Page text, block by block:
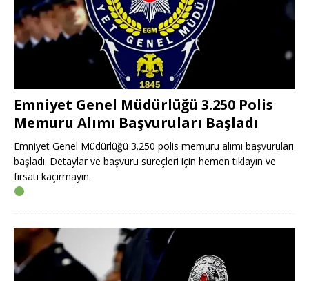
Emniyet Genel Müdürlüğü 3.250 Polis
Memuru Alımı Başvuruları Başladı
Emniyet Genel Müdürlüğü 3.250 polis memuru alımı başvuruları
başladı. Detaylar ve başvuru süreçleri için hemen tıklayın ve
fırsatı kaçırmayın.